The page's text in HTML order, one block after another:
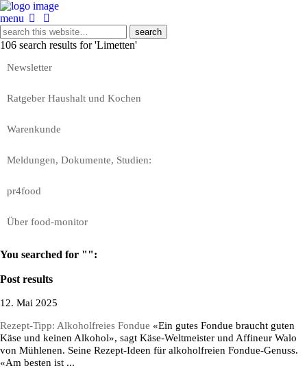
menu
106 search results for 'Limetten'
Newsletter
Ratgeber Haushalt und Kochen
Warenkunde
Meldungen, Dokumente, Studien:
pr4food
Über food-monitor
You searched for "":
Post results
12. Mai 2025
Rezept-Tipp: Alkoholfreies Fondue «Ein gutes Fondue braucht guten
Käse und keinen Alkohol», sagt Käse-Weltmeister und Affineur Walo
von Mühlenen. Seine Rezept-Ideen für alkoholfreien Fondue-Genuss.
«Am besten ist ...